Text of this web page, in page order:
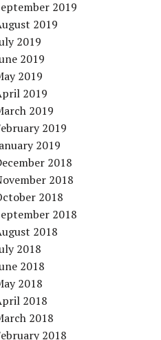
2019
2019
2019
2019
2019
2019
2019
2019
2019
2018
2018
2018
2018
2018
2018
2018
2018
2018
2018
2018